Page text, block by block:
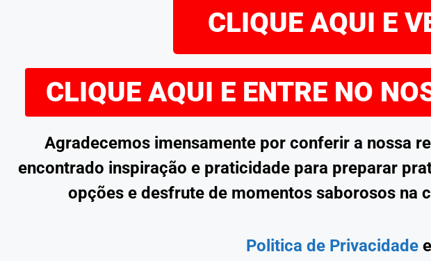
CLIQUE AQUI E
CLIQUE AQUI E ENTRE NO
Agradecemos imensamente por conferir a nossa
encontrado inspiração e praticidade para preparar
opções e desfrute de momentos saborosos na
Politica de Privacidadee